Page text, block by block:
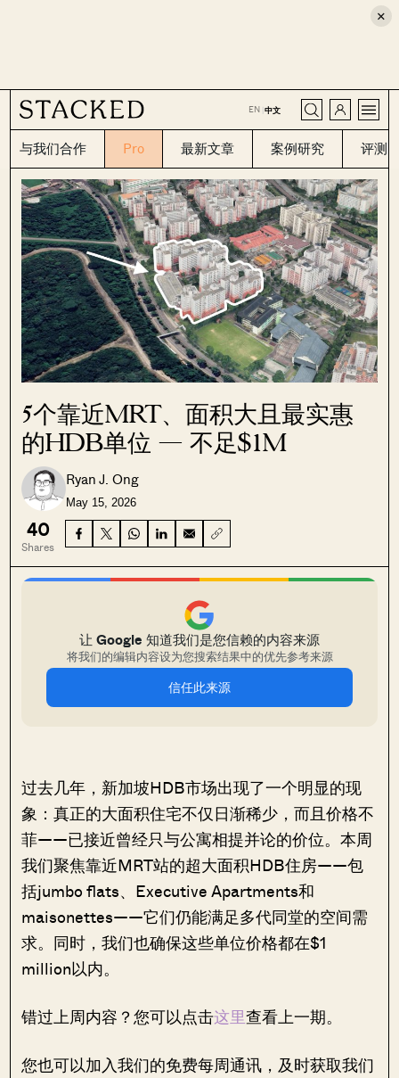
×
EN |中文
与我们合作 Pro 最新文章 案例研究 评测
CLOSE
5个靠近MRT、面积大且最实惠
的HDB单位 — 不足$1M
Ryan J. Ong
May 15, 2026
40
Shares
让 Google 知道我们是您信赖的内容来源
将我们的编辑内容设为您搜索结果中的优先参考来源
信任此来源
过去几年，新加坡HDB市场出现了一个明显的现
象：真正的大面积住宅不仅日渐稀少，而且价格不
菲——已接近曾经只与公寓相提并论的价位。本周
我们聚焦靠近MRT站的超大面积HDB住房——包
括jumbo flats、Executive Apartments和
maisonettes——它们仍能满足多代同堂的空间需
求。同时，我们也确保这些单位价格都在$1
million以内。
错过上周内容？您可以点击这里查看上一期。
您也可以加入我们的免费每周通讯，及时获取我们